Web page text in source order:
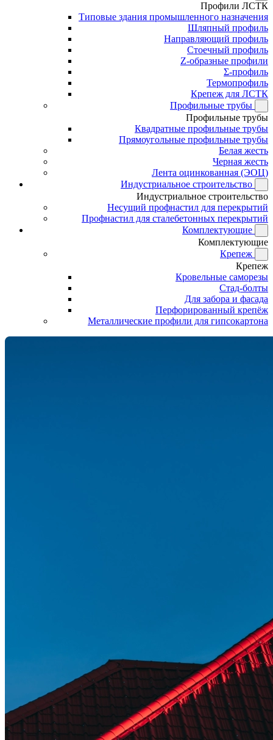
Профили ЛСТК
Типовые здания промышленного назначения
Шляпный профиль
Направляющий профиль
Стоечный профиль
Z-образные профили
Σ-профиль
Термопрофиль
Крепеж для ЛСТК
Профильные трубы
Профильные трубы
Квадратные профильные трубы
Прямоугольные профильные трубы
Белая жесть
Черная жесть
Лента оцинкованная (ЭОЦ)
Индустриальное строительство
Индустриальное строительство
Несущий профнастил для перекрытий
Профнастил для сталебетонных перекрытий
Комплектующие
Комплектующие
Крепеж
Крепеж
Кровельные саморезы
Стад-болты
Для забора и фасада
Перфорированный крепёж
Металлические профили для гипсокартона